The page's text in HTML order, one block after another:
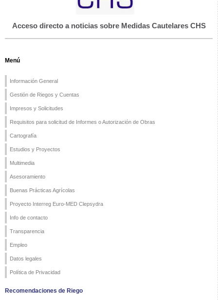
Acceso directo a noticias sobre Medidas Cautelares CHS
Menú
Información General
Gestión de Riegos y Cuentas
Impresos y Solicitudes
Requisitos para solicitud de Informes o Autorización de Obras
Cartografía
Estudios y Proyectos
Multimedia
Asesoramiento
Buenas Prácticas Agrícolas
Proyecto Interreg Euro-MED Clepsydra
Info de contacto
Transparencia
Empleo
Datos legales
Política de Privacidad
Recomendaciones de Riego